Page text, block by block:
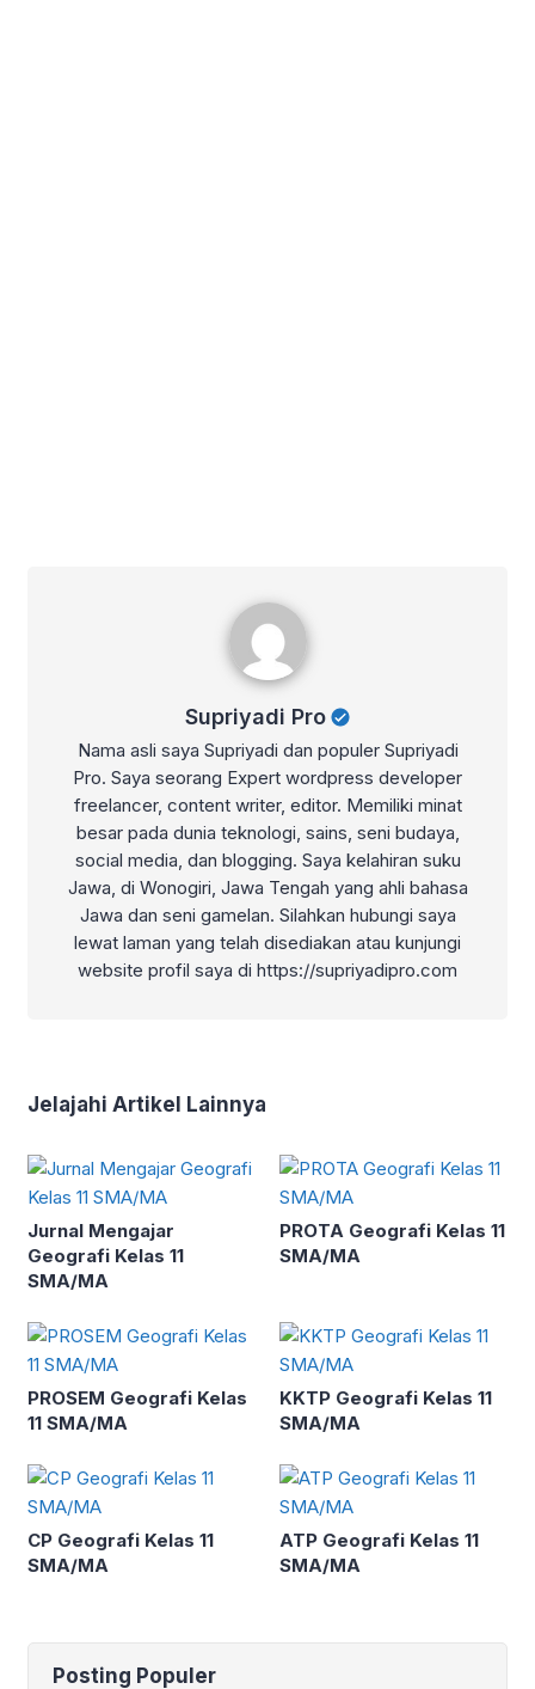
Supriyadi Pro
Nama asli saya Supriyadi dan populer Supriyadi
Pro. Saya seorang Expert wordpress developer
freelancer, content writer, editor. Memiliki minat
besar pada dunia teknologi, sains, seni budaya,
social media, dan blogging. Saya kelahiran suku
Jawa, di Wonogiri, Jawa Tengah yang ahli bahasa
Jawa dan seni gamelan. Silahkan hubungi saya
lewat laman yang telah disediakan atau kunjungi
website profil saya di https://supriyadipro.com
Jelajahi Artikel Lainnya
Jurnal Mengajar
Geografi Kelas 11
SMA/MA
PROTA Geografi Kelas 11
SMA/MA
PROSEM Geografi Kelas
11 SMA/MA
KKTP Geografi Kelas 11
SMA/MA
CP Geografi Kelas 11
SMA/MA
ATP Geografi Kelas 11
SMA/MA
Posting Populer